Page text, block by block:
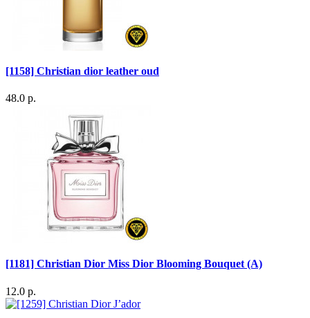
[1158] Christian dior leather oud
48.0 р.
[1181] Christian Dior Miss Dior Blooming Bouquet (A)
12.0 р.